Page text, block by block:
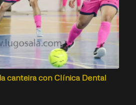
canteira con Clínica Dental